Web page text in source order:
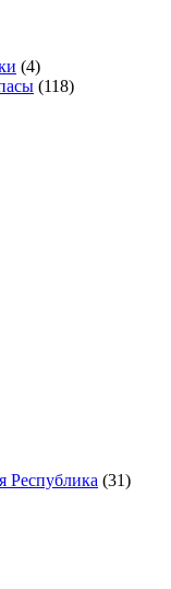
(4)
(118)
Республика (31)